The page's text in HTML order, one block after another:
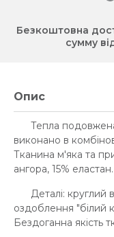
Безкоштовна
сумму
Опис
Тепла подовжена
виконано в
Тканина м'яка та
ангора, 15% еластан.
Деталі: круглий
оздоблення "білий
Бездоганна якість